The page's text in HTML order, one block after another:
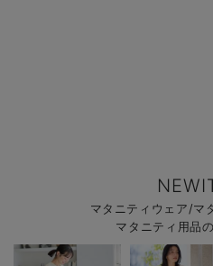
マタニティウェア/マ
マタニティ用品